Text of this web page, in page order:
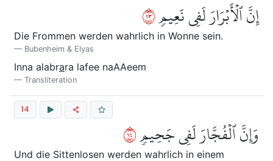
إِنَّ ٱلۡأَبۡرَارَ لَفِي نَعِيمٖ٣١
Die Frommen werden wahrlich in Wonne sein.
Bubenheim & Elyas
Inna alabrara lafee naAAeem
Transliteration
14
وَإِنَّ ٱلۡفُجَّارَ لَفِي جَحِيمٖ٤١
Und die Sittenlosen werden wahrlich in einem